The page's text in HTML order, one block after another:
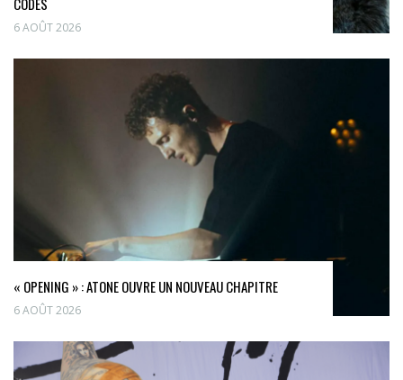
6 AOÛT 2026
« OPENING » : ATONE OUVRE UN NOUVEAU CHAPITRE
6 AOÛT 2026